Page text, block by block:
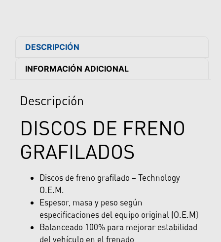
DESCRIPCIÓN
INFORMACIÓN ADICIONAL
Descripción
DISCOS DE FRENO
GRAFILADOS
Discos de freno grafilado – Technology
O.E.M.
Espesor, masa y peso según
especificaciones del equipo original (O.E.M)
Balanceado 100% para mejorar estabilidad
del vehículo en el frenado